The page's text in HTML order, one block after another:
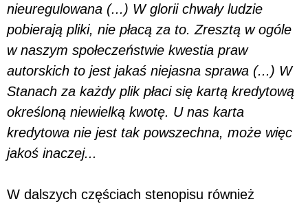
nieuregulowana (...) W glorii chwały ludzie
pobierają pliki, nie płacą za to. Zresztą w ogóle
w naszym społeczeństwie kwestia praw
autorskich to jest jakaś niejasna sprawa (...) W
Stanach za każdy plik płaci się kartą kredytową
określoną niewielką kwotę. U nas karta
kredytowa nie jest tak powszechna, może więc
jakoś inaczej...
W dalszych częściach stenopisu również